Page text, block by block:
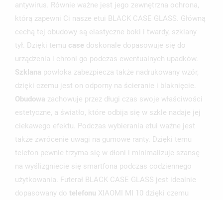
antywirus. Równie ważne jest jego zewnętrzna ochrona,
którą zapewni Ci nasze etui BLACK CASE GLASS. Główną
cechą tej obudowy są elastyczne boki i twardy, szklany
tył. Dzięki temu case doskonale dopasowuje się do
urządzenia i chroni go podczas ewentualnych upadków.
Szklana powłoka zabezpiecza także nadrukowany wzór,
dzięki czemu jest on odporny na ścieranie i blaknięcie.
Obudowa zachowuje przez długi czas swoje właściwości
estetyczne, a światło, które odbija się w szkle nadaje jej
ciekawego efektu. Podczas wybierania etui ważne jest
także zwrócenie uwagi na gumowe ranty. Dzięki temu
telefon pewnie trzyma się w dłoni i minimalizuje szansę
na wyślizgniecie się smartfona podczas codziennego
użytkowania. Futerał BLACK CASE GLASS jest idealnie
dopasowany do telefonu XIAOMI MI 10 dzięki czemu
ANULUJ UTWÓRZ LISTĘ ŻYCZEŃ
ANULUJ ZALOGUJ SIĘ